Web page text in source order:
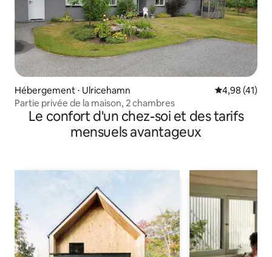
Hébergement ⋅ Ulricehamn Évaluation
4,98 (41)
Partie privée de la maison, 2 chambres
Le confort d'un chez-soi et des tarifs
mensuels avantageux